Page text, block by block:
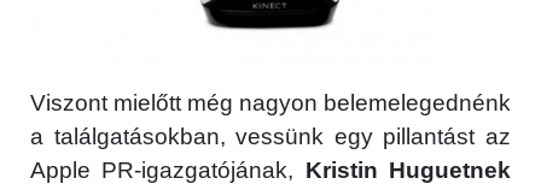
Viszont mielőtt még nagyon belemelegednénk
a találgatásokban, vessünk egy pillantást az
Apple PR-igazgatójának, Kristin Huguetnek